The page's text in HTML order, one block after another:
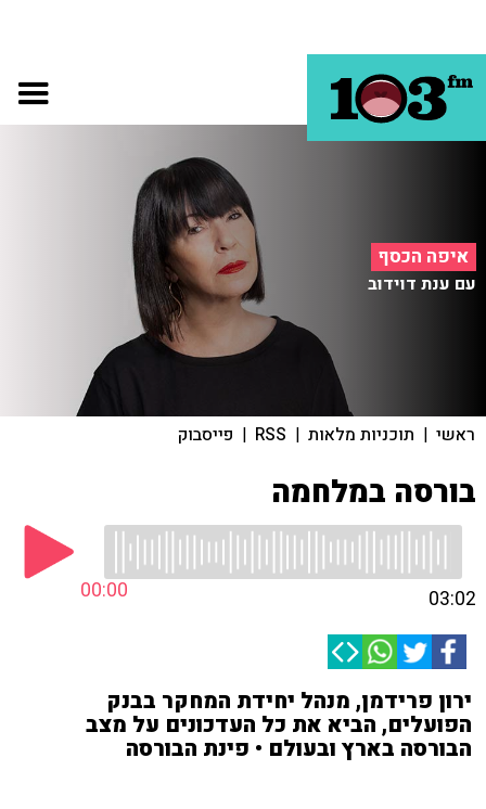
איפה הכסף
עם ענת דוידוב
ראשי | תוכניות מלאות |
RSS
| פייסבוק
בורסה במלחמה
00:00 03:02
ירון פרידמן, מנהל יחידת המחקר בבנק
הפועלים, הביא את כל העדכונים על מצב
הבורסה בארץ ובעולם • פינת הבורסה